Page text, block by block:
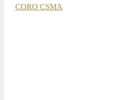
CORO CSMA